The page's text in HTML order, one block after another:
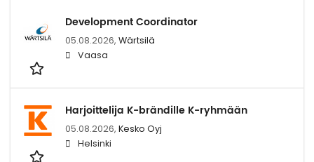
Development Coordinator
05.08.2026, Wärtsilä
Vaasa
Harjoittelija K-brändille K-ryhmään
05.08.2026, Kesko Oyj
Helsinki